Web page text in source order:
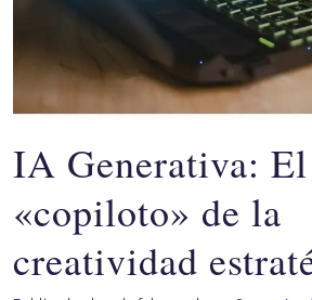
IA Generativa:
«copiloto» de la
creatividad